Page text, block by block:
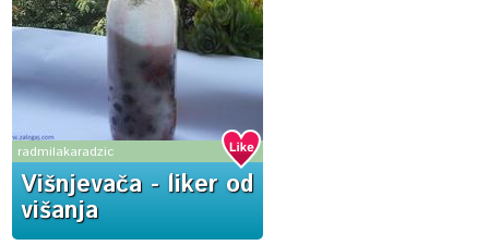
radmilakaradzic
Višnjevača - liker od
višanja